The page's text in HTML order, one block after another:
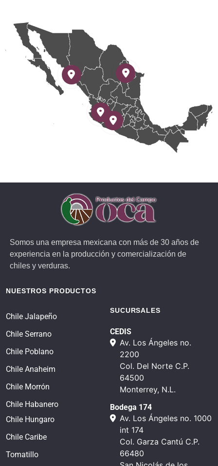
Somos una empresa mexicana con más de 30 años de
experiencia en la producción y comercialización de
chiles y verduras.
NUESTROS PRODUCTOS
Chile Jalapeño
Chile Serrano
Chile Poblano
Chile Anaheim
Chile Morrón
Chile Habanero
Chile Hungaro
Chile Caribe
Tomatillo
SUCURSALES
CEDIS
Av. Los Ángeles no.
2200
Col. Del Norte C.P.
64500
Monterrey, N.L.
Bodega 174
Av. Los Ángeles no. 1000
int 174
Col. Garza Cantú C.P.
66480